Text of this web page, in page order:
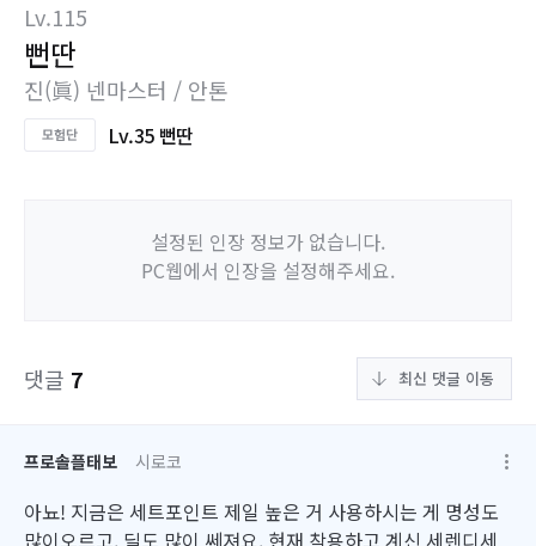
Lv.115
뻔딴
진(眞) 넨마스터 / 안톤
Lv.35 뻔딴
설정된 인장 정보가 없습니다.
PC웹에서 인장을 설정해주세요.
댓글 7 최신 댓글 이동
프로솔플태보 시로코
아뇨! 지금은 세트포인트 제일 높은 거 사용하시는 게 명성도